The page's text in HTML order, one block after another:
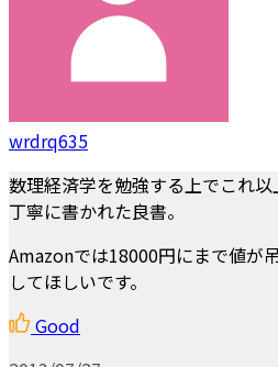
wrdrq635
数理経済学を勉強する上でこれ
丁寧に書かれた良書。
Amazonでは18000円にまで値が
してほしいです。
Good